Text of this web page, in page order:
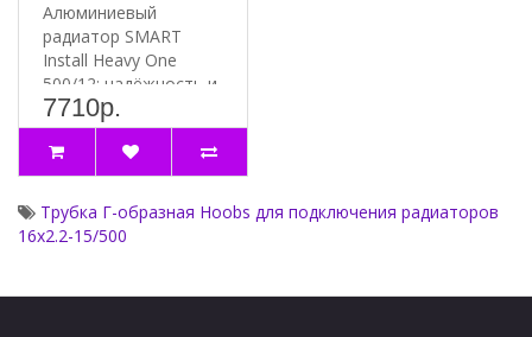
Алюминиевый
радиатор SMART
Install Heavy One
500/12: надёжность и
эффективность
Почему стоит выбр..
7710р.
Трубка Г-образная Hoobs для подключения радиаторов
16x2.2-15/500